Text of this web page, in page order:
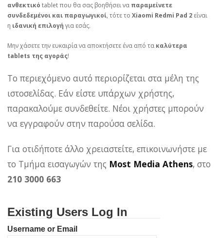
ανθεκτικό tablet που θα σας βοηθήσει να παραμείνετε
συνδεδεμένοι και παραγωγικοί, τότε το Xiaomi Redmi Pad 2 είναι
η ιδανική επιλογή για εσάς.
Μην χάσετε την ευκαιρία να αποκτήσετε ένα από τα καλύτερα
tablets της αγοράς!
Το περιεχόμενο αυτό περιορίζεται στα μέλη της
ιστοσελίδας. Εάν είστε υπάρχων χρήστης,
παρακαλούμε συνδεθείτε. Νέοι χρήστες μπορούν
να εγγραφούν στην παρούσα σελίδα.
Για οτιδήποτε άλλο χρειαστείτε, επικοινωνήστε με
το Τμήμα εισαγωγών της Most Media Athens, στο
210 3000 663
Existing Users Log In
Username or Email